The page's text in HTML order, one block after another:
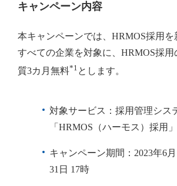
キャンペーン内容
本キャンペーンでは、HRMOS採用を
すべての企業を対象に、HRMOS採用
質3カ月無料*1 とします。
対象サービス：採用管理シス
「HRMOS（ハーモス）採用」
キャンペーン期間：2023年6月
31日 17時